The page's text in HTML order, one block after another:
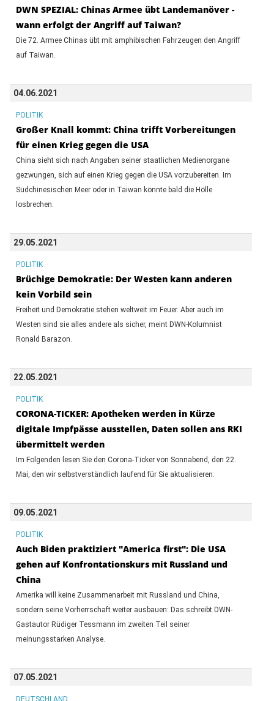
DWN SPEZIAL: Chinas Armee übt Landemanöver -
wann erfolgt der Angriff auf Taiwan?
Die 72. Armee Chinas übt mit amphibischen Fahrzeugen den Angriff
auf Taiwan.
04.06.2021
POLITIK
Großer Knall kommt: China trifft Vorbereitungen
für einen Krieg gegen die USA
China sieht sich nach Angaben seiner staatlichen Medienorgane
gezwungen, sich auf einen Krieg gegen die USA vorzubereiten. Im
Südchinesischen Meer oder in Taiwan könnte bald die Hölle
losbrechen.
29.05.2021
POLITIK
Brüchige Demokratie: Der Westen kann anderen
kein Vorbild sein
Freiheit und Demokratie stehen weltweit im Feuer. Aber auch im
Westen sind sie alles andere als sicher, meint DWN-Kolumnist
Ronald Barazon.
22.05.2021
POLITIK
CORONA-TICKER: Apotheken werden in Kürze
digitale Impfpässe ausstellen, Daten sollen ans RKI
übermittelt werden
Im Folgenden lesen Sie den Corona-Ticker von Sonnabend, den 22.
Mai, den wir selbstverständlich laufend für Sie aktualisieren.
09.05.2021
POLITIK
Auch Biden praktiziert "America first": Die USA
gehen auf Konfrontationskurs mit Russland und
China
Amerika will keine Zusammenarbeit mit Russland und China,
sondern seine Vorherrschaft weiter ausbauen: Das schreibt DWN-
Gastautor Rüdiger Tessmann im zweiten Teil seiner
meinungsstarken Analyse.
07.05.2021
DEUTSCHLAND